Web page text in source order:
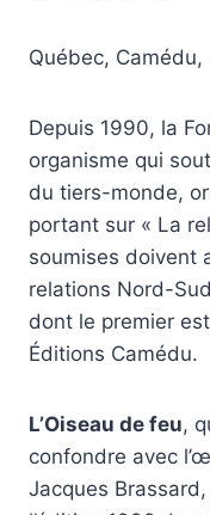
Québec, Camédu,
Depuis 1990, la
organisme qui
du tiers-monde,
portant sur « La
soumises doivent
relations Nord-
dont le premier
Éditions Camédu.
L’Oiseau de feu,
confondre avec
Jacques